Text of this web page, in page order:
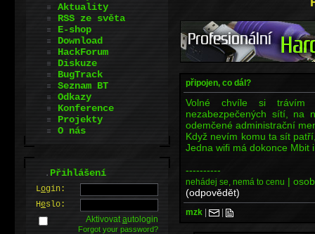
připojen, co dál?
Volné chvíle si trávím
nezabezpečených sítí, na
odemčené administrační
Když nevím komu ta sít
Jedna wifi má dokonce Mbit
----------
nehádej se, nemá to cenu |
(odpovědět)
mzk | |
Aktuality
RSS ze světa
E-shop
Download
HackForum
Diskuze
BugTrack
Seznam BT
Odkazy
Konference
Projekty
O nás
.Přihlášení
Login:
Heslo:
Aktivovatautologin
Forgot your password?